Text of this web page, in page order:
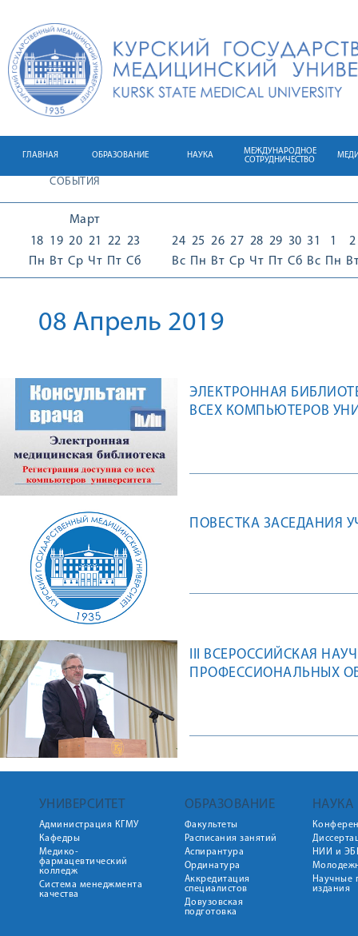
ГЛАВНАЯ ОБРАЗОВАНИЕ НАУКА
МЕЖДУНАРОДНОЕ
СОТРУДНИЧЕСТВО
СОБЫТИЯ
Март
18
Пн
19
Вт
20
Ср
21
Чт
22
Пт
23
Сб
24
Вс
25
Пн
26
Вт
27
Ср
28
Чт
29
Пт
30
Сб
31
Вс
1
Пн
2
08 Апрель 2019
ЭЛЕКТРОННАЯ
ВСЕХ КОМПЬЮТЕРОВ
ПОВЕСТКА ЗАСЕДАНИЯ
III ВСЕРОССИЙСКАЯ
ПРОФЕССИОНАЛЬНЫХ
УНИВЕРСИТЕТ
Администрация КГМУ
Кафедры
Медико-
фармацевтический
колледж
Система менеджмента
качества
ОБРАЗОВАНИЕ
Факультеты
Расписания занятий
Аспирантура
Ординатура
Аккредитация
специалистов
Довузовская
подготовка
НАУКА
НИИ и
Научные
издания